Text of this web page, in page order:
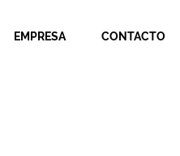
EMPRESA CONTACTO